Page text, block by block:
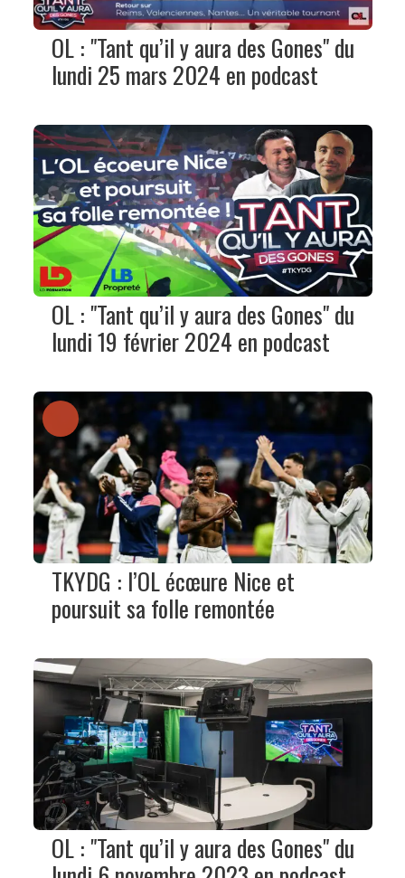
OL : "Tant qu’il y aura des Gones" du
lundi 25 mars 2024 en podcast
OL : "Tant qu’il y aura des Gones" du
lundi 19 février 2024 en podcast
TKYDG : l’OL écœure Nice et
poursuit sa folle remontée
OL : "Tant qu’il y aura des Gones" du